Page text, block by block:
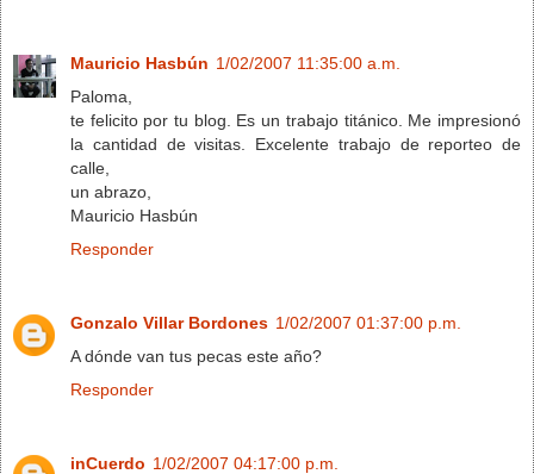
Mauricio Hasbún 1/02/2007 11:35:00 a.m.
Paloma,
te felicito por tu blog. Es un trabajo titánico. Me impresionó
la cantidad de visitas. Excelente trabajo de reporteo de
calle,
un abrazo,
Mauricio Hasbún
Responder
Gonzalo Villar Bordones 1/02/2007 01:37:00 p.m.
A dónde van tus pecas este año?
Responder
inCuerdo 1/02/2007 04:17:00 p.m.